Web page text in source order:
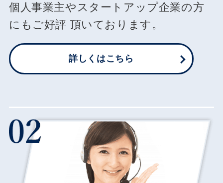
個人事業主やスタートアップ企業の方
にもご好評 頂いております。
詳しくはこちら